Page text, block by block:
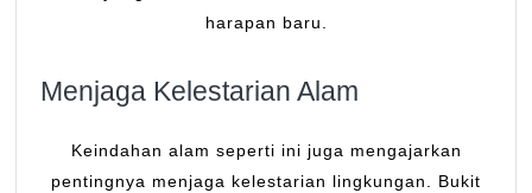
harapan baru.
Menjaga Kelestarian Alam
Keindahan alam seperti ini juga mengajarkan
pentingnya menjaga kelestarian lingkungan. Bukit